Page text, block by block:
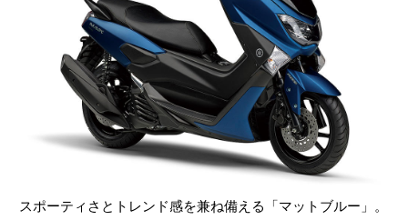
スポーティさとトレンド感を兼ね備える「マットブルー」。